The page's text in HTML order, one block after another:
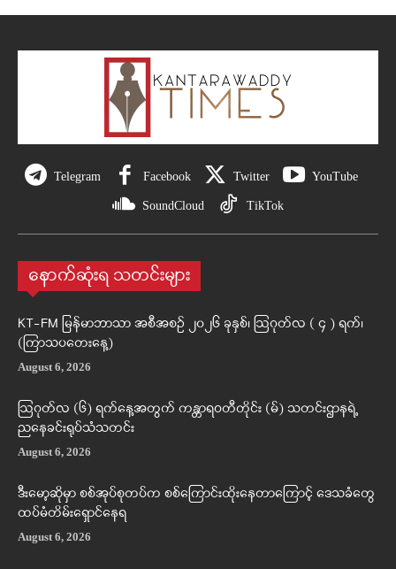
Telegram Facebook Twitter YouTube
SoundCloud TikTok
နောက်ဆုံးရ သတင်းများ
KT-FM မြန်မာဘာသာ အစီအစဉ် ၂၀၂၆ ခုနှစ်၊ ဩဂုတ်လ ( ၄ ) ရက်၊
(ကြာသပတေးနေ့)
August 6, 2026
ဩဂုတ်လ (၆) ရက်နေ့အတွက် ကန္တာရဝတီတိုင်း (မ်) သတင်းဌာနရဲ့
ညနေခင်းရုပ်သံသတင်း
August 6, 2026
ဒီးမော့ဆိုမှာ စစ်အုပ်စုတပ်က စစ်ကြောင်းထိုးနေတာကြောင့် ဒေသခံတွေ
ထပ်မံတိမ်းရှောင်နေရ
August 6, 2026